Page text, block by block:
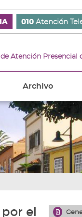
010 Atención
de Atención
Archivo
el